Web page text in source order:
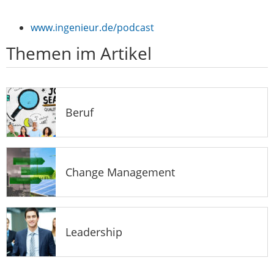
www.ingenieur.de/podcast
Themen im Artikel
Beruf
Change Management
Leadership